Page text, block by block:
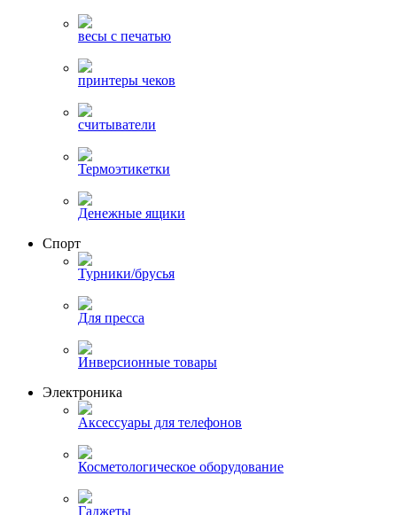
весы с печатью
принтеры чеков
считыватели
Термоэтикетки
Денежные ящики
Спорт
Турники/брусья
Для пресса
Инверсионные товары
Электроника
Аксессуары для телефонов
Косметологическое оборудование
Гаджеты